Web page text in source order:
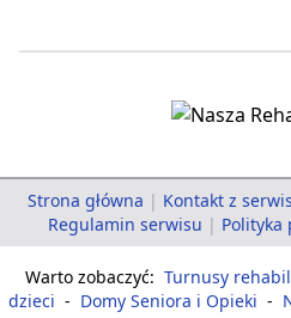
Strona główna | Kontakt z
Regulamin serwisu | Polityka
Warto zobaczyć: Turnusy
dzieci - Domy Seniora i Opieki -